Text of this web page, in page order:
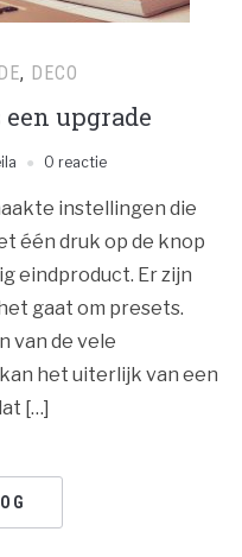
, DECO
een upgrade
0 reactie
instellingen die
één druk op de knop
eindproduct. Er zijn
gaat om presets.
van de vele
het uiterlijk van een
[…]